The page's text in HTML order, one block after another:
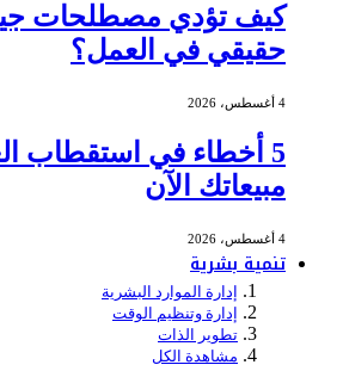
كيف تؤدي مصطلحات
حقيقي في العمل؟
4 أغسطس، 2026
5 أخطاء في استقطاب
مبيعاتك الآن
4 أغسطس، 2026
تنمية بشرية
إدارة الموارد البشرية
إدارة وتنظيم الوقت
تطوير الذات
مشاهدة الكل